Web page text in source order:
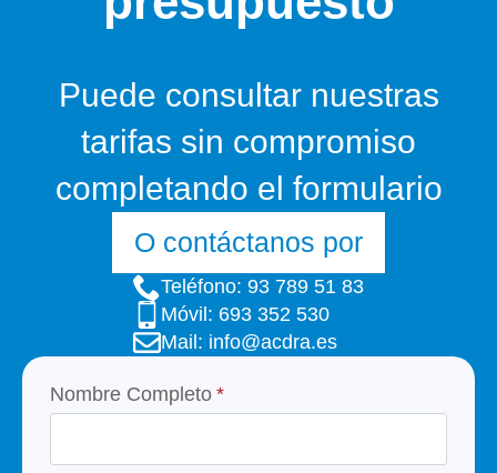
Puede consultar nuestras
tarifas sin compromiso
completando el formulario
O contáctanos por
Teléfono: 93 789 51 83
Móvil: 693 352 530
Mail: info@acdra.es
Nombre Completo *